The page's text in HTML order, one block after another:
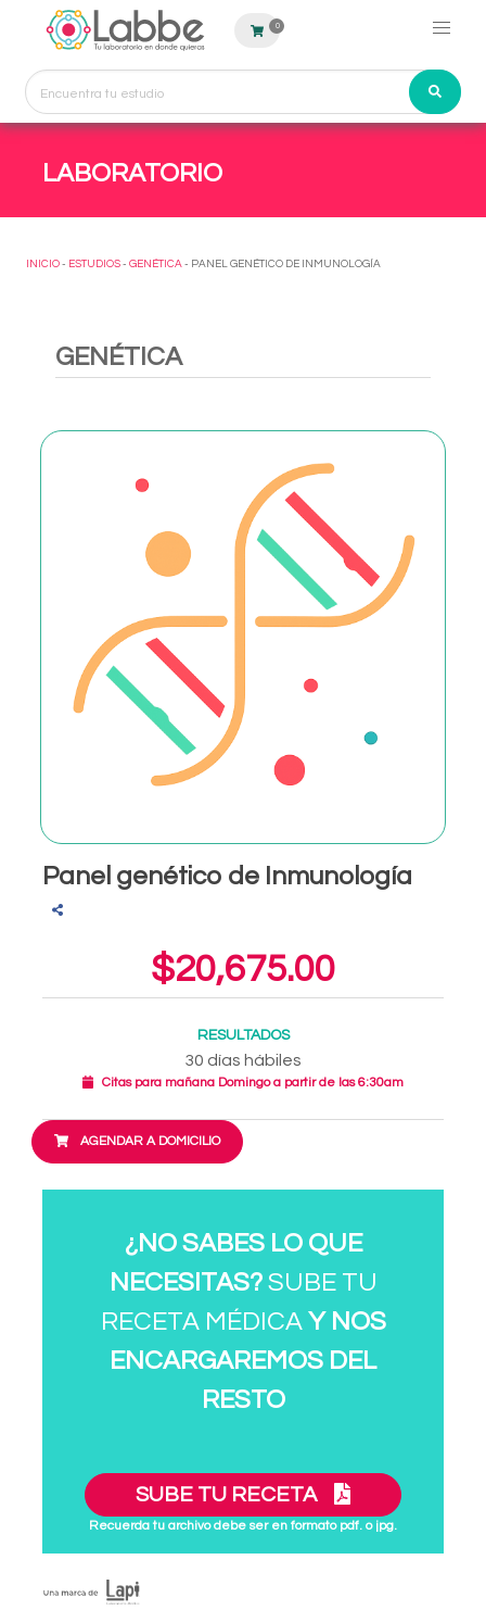
0
LABORATORIO
INICIO - ESTUDIOS - GENÉTICA - PANEL GENÉTICO DE INMUNOLOGÍA
GENÉTICA
Panel genético de Inmunología
$20,675.00
RESULTADOS
30 días hábiles
Citas para mañana Domingo a partir de las 6:30am
AGENDAR A DOMICILIO
¿NO SABES LO QUE
NECESITAS?SUBE TU
RECETA MÉDICA Y NOS
ENCARGAREMOS DEL
RESTO
SUBE TU RECETA
Recuerda tu archivo debe ser en formato pdf. o jpg.